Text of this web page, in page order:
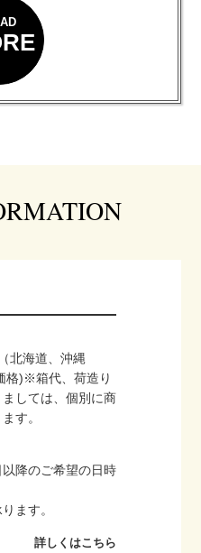
北海道、沖縄
格)※箱代、荷造り
しては、個別に商
す。
降のご希望の日時
ます。
詳しくはこちら